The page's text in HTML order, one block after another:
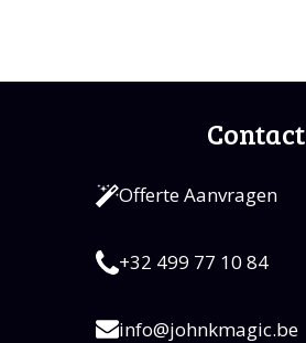
Contact
Offerte Aanvragen
+32 499 77 10 84
info@johnkmagic.be